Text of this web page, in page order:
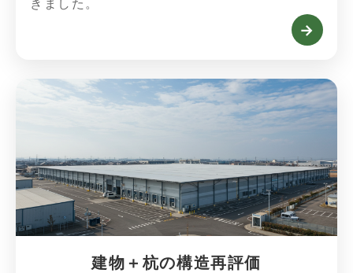
きました。
→
建物＋杭の構造再評価